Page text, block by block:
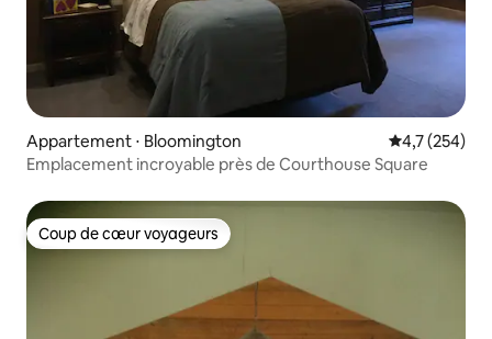
Appartement ⋅ Bloomington Évaluation
4,7 (254)
Emplacement incroyable près de Courthouse Square
Coup de cœur voyageurs
Coup de cœur voyageurs